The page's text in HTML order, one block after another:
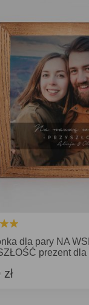
dla pary NA
prezent dla